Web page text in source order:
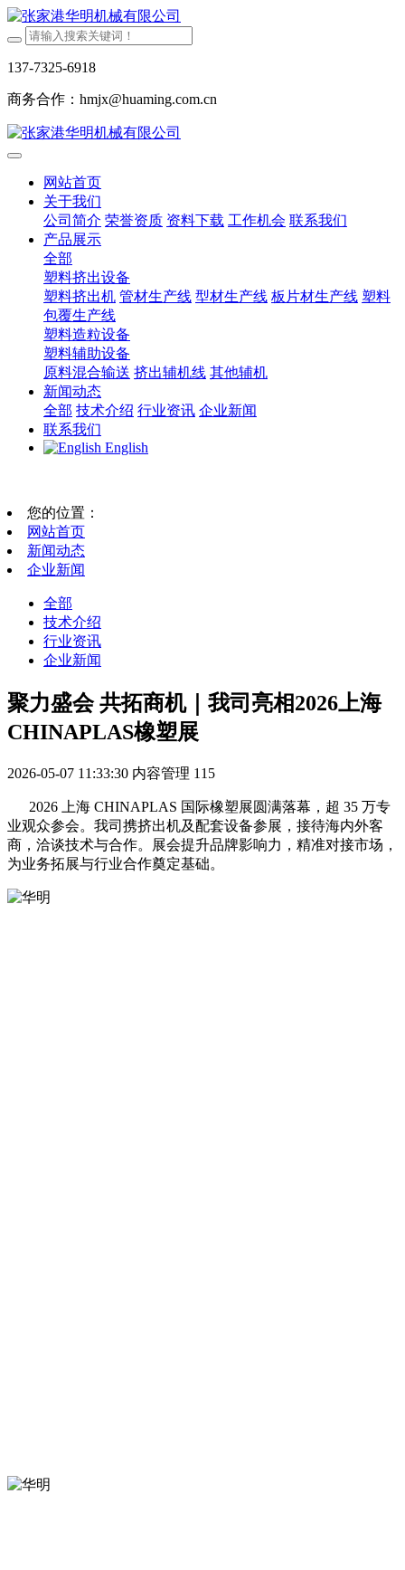
137-7325-6918
商务合作：hmjx@huaming.com.cn
网站首页
关于我们
公司简介 荣誉资质 资料下载 工作机会 联系我们
产品展示
全部
塑料挤出设备
塑料挤出机 管材生产线 型材生产线 板片材生产线 塑料
包覆生产线
塑料造粒设备
塑料辅助设备
原料混合输送 挤出辅机线 其他辅机
新闻动态
全部 技术介绍 行业资讯 企业新闻
联系我们
English
您的位置：
网站首页
新闻动态
企业新闻
全部
技术介绍
行业资讯
企业新闻
聚力盛会 共拓商机｜我司亮相2026上海
CHINAPLAS橡塑展
2026-05-07 11:33:30 内容管理 115
2026 上海 CHINAPLAS 国际橡塑展圆满落幕，超 35 万专
业观众参会。我司携挤出机及配套设备参展，接待海内外客
商，洽谈技术与合作。展会提升品牌影响力，精准对接市场，
为业务拓展与行业合作奠定基础。